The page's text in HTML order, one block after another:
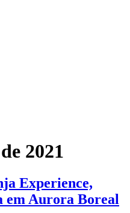
2021
Experience,
em Aurora Boreal